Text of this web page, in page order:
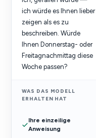
ich würde es Ihnen lieber
zeigen als es zu
beschreiben. Würde
Ihnen Donnerstag- oder
Freitagnachmittag diese
Woche passen?
WAS DAS MODELL
ERHALTEN HAT
Ihre einzeilige
Anweisung